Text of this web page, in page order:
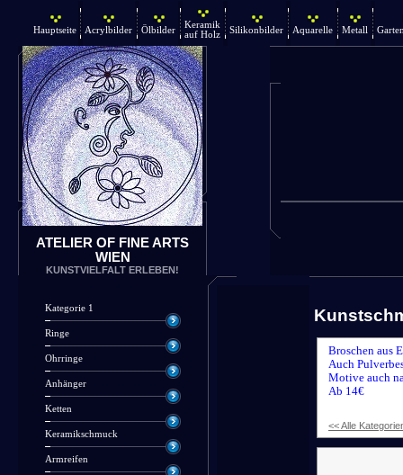
Hauptseite Acrylbilder Ölbilder
Keramik
auf Holz
Silikonbilder Aquarelle Metall
ATELIER OF FINE ARTS
WIEN
KUNSTVIELFALT ERLEBEN!
Kategorie 1
Ringe
Ohrringe
Anhänger
Ketten
Keramikschmuck
Armreifen
Broschen aus
Auch
Motive auch
Ab 14€
<< Alle